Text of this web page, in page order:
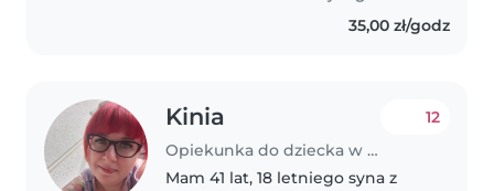
studiujących dzieci,
doświadczenie w prace z35,00 zł/godz
Kinia
Opiekunka do dziecka w Poznań
12
Mam 41 lat, 18 letniego syna z